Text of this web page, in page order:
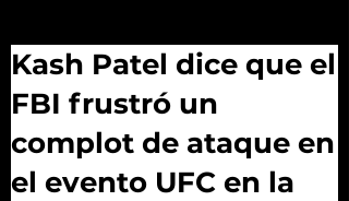
Kash Patel dice que el
FBI frustró un
complot de ataque en
el evento UFC en la